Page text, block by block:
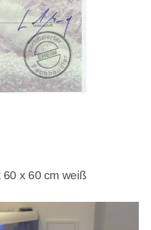
60 x 60 cm weiß